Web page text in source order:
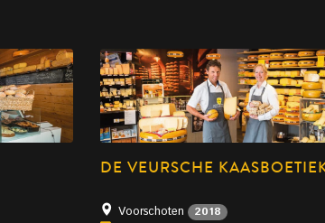
DE VEURSCHE
Voorschoten 2018